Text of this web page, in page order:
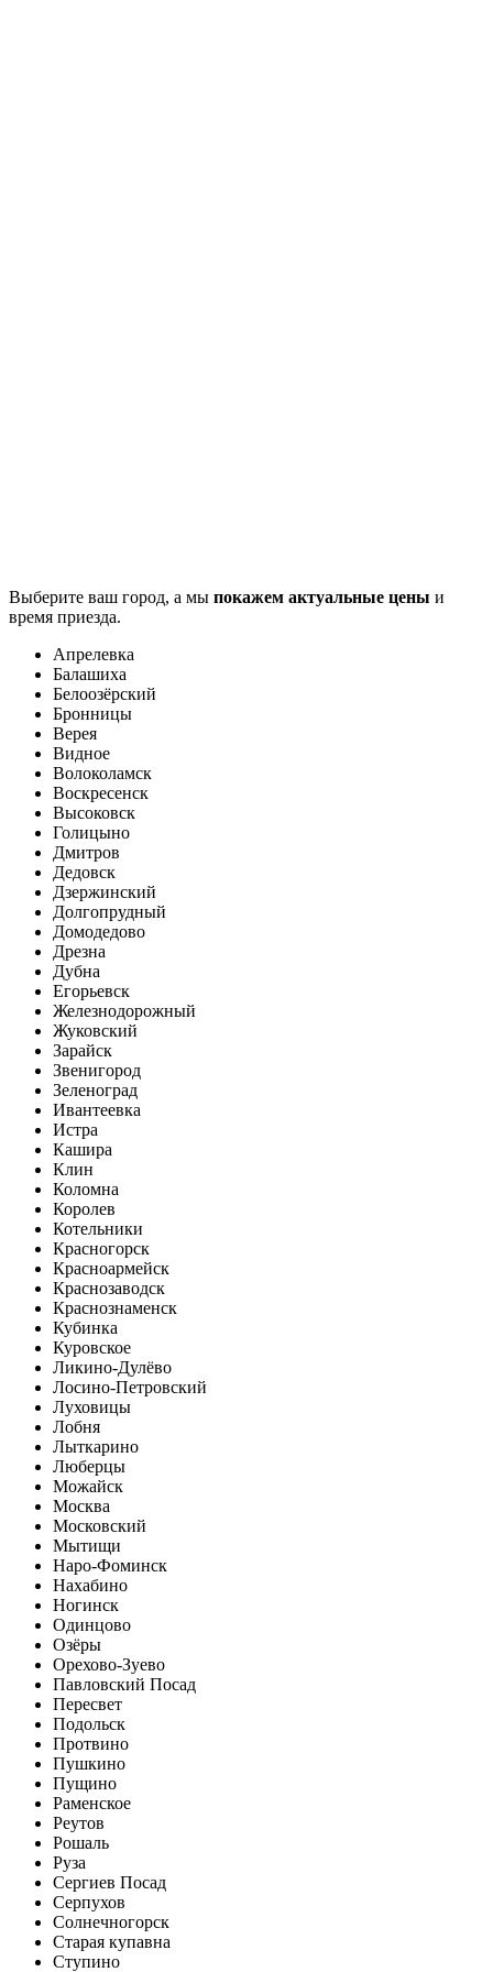
Выберите ваш город, а мы покажем актуальные цены и
время приезда.
Апрелевка
Балашиха
Белоозёрский
Бронницы
Верея
Видное
Волоколамск
Воскресенск
Высоковск
Голицыно
Дмитров
Дедовск
Дзержинский
Долгопрудный
Домодедово
Дрезна
Дубна
Егорьевск
Железнодорожный
Жуковский
Зарайск
Звенигород
Зеленоград
Ивантеевка
Истра
Кашира
Клин
Коломна
Королев
Котельники
Красногорск
Красноармейск
Краснозаводск
Краснознаменск
Кубинка
Куровское
Ликино-Дулёво
Лосино-Петровский
Луховицы
Лобня
Лыткарино
Люберцы
Можайск
Москва
Московский
Мытищи
Наро-Фоминск
Нахабино
Ногинск
Одинцово
Озёры
Орехово-Зуево
Павловский Посад
Пересвет
Подольск
Протвино
Пушкино
Пущино
Раменское
Реутов
Рошаль
Руза
Сергиев Посад
Серпухов
Солнечногорск
Старая купавна
Ступино